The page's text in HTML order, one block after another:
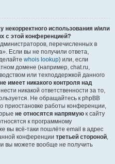
некорректного использования и/или
с этой конференцией?
перечисленных в
Если вы не получили ответа,
whois lookup) или, если
домене (например, chat.ru,
или техподдержкой данного
не имеет никакого контроля над
никакой ответственности за то,
Не обращайтесь к phpBB
приостановке работы конференции,
не относятся напрямую к сайту
к программному
вы всё-таки пошлёте email в адрес
конференции третьей стороной,
вы можете вообще не получить